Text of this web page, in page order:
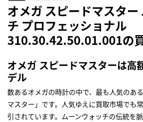
オメガ スピードマスター
チ プロフェッショナル
310.30.42.50.01.001の
オメガ スピードマスターは高
デル
数あるオメガの時計の中で、最も人気のあ
マスター」です。人気ゆえに買取市場でも
引されています。ムーンウォッチの伝統を